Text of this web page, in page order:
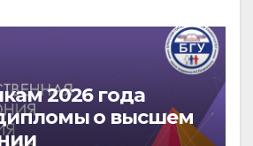
2026 года
о высшем